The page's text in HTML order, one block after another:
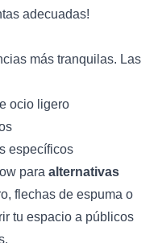
adecuadas!
más tranquilas. Las
ocio ligero
específicos
para alternativas
flechas de espuma o
tu espacio a públicos